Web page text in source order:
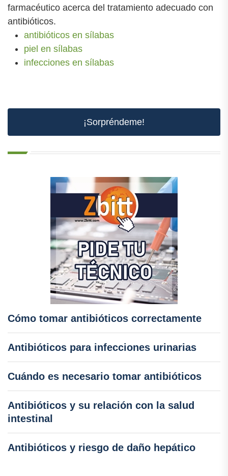
farmacéutico acerca del tratamiento adecuado con
antibióticos.
antibióticos en sílabas
piel en sílabas
infecciones en sílabas
¡Sorpréndeme!
Cómo tomar antibióticos correctamente
Antibióticos para infecciones urinarias
Cuándo es necesario tomar antibióticos
Antibióticos y su relación con la salud
intestinal
Antibióticos y riesgo de daño hepático